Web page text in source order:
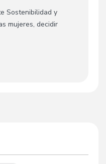
Sostenibilidad y